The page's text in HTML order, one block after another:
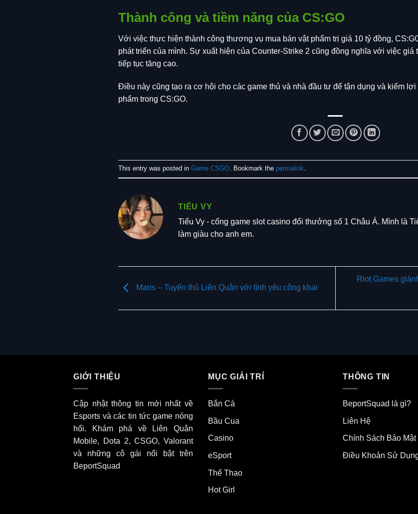
Thành công và tiềm năng của CS:GO
Với việc thực hiện thành công thương vụ mua bán vật phẩm trị giá 10 tỷ đồng,
phát triển của mình. Sự xuất hiện của Counter-Strike 2 cũng đồng nghĩa với việc giá
tiếp tục tăng cao.
Điều này cũng tạo ra cơ hội cho các game thủ và nhà đầu tư để tận dụng và kiếm
phẩm trong CS:GO.
This entry was posted in Game CSGO . Bookmark the permalink
TIỂU VY
Tiểu Vy - cổng game slot casino đổi thưởng số 1 Châu Á. Mình là
làm giàu cho anh em.
Maris – Tuyển thủ Liên Quân với tình yêu công khai
Riot Games
GIỚI THIỆU
Cập nhật thông tin mới nhất về
Esports và các tin tức game nóng
hổi. Khám phá về Liên Quân
Mobile, Dota 2, CSGO, Valorant
và những cô gái nổi bật trên
BeportSquad
MỤC GIẢI TRÍ
Bắn Cá
Bầu Cua
Casino
eSport
Thể Thao
Hot Girl
THÔNG TIN
BeportSquad là gì?
Liên Hệ
Chính Sách Bảo Mật
Điều Khoản Sử